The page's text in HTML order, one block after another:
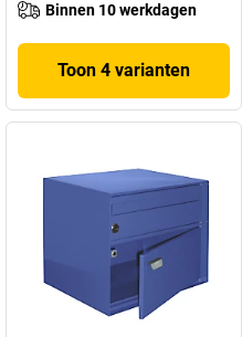
Binnen 10 werkdagen
Toon 4 varianten